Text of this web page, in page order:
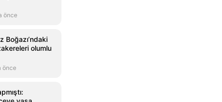
önce
Boğazı’ndaki
olumlu
önce